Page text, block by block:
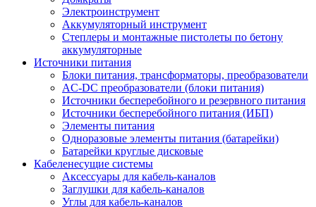
Электроинструмент
Аккумуляторный инструмент
Степлеры и монтажные пистолеты по бетону
аккумуляторные
Источники питания
Блоки питания, трансформаторы, преобразователи
AC-DC преобразователи (блоки питания)
Источники бесперебойного и резервного питания
Источники бесперебойного питания (ИБП)
Элементы питания
Одноразовые элементы питания (батарейки)
Батарейки круглые дисковые
Кабеленесущие системы
Аксессуары для кабель-каналов
Заглушки для кабель-каналов
Углы для кабель-каналов